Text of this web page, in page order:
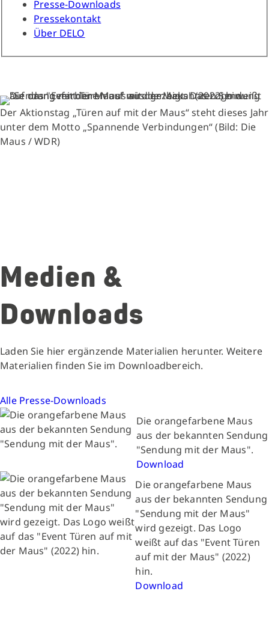
Presse-Downloads
Pressekontakt
Über DELO
Der Aktionstag „Türen auf mit der Maus“ steht dieses Jahr
unter dem Motto „Spannende Verbindungen“ (Bild: Die
Maus / WDR)
Medien &
Downloads
Laden Sie hier ergänzende Materialien herunter. Weitere
Materialien finden Sie im Downloadbereich.
Alle Presse-Downloads
Die orangefarbene Maus
aus der bekannten Sendung
"Sendung mit der Maus".
Download
Die orangefarbene Maus
aus der bekannten Sendung
"Sendung mit der Maus"
wird gezeigt. Das Logo
weißt auf das "Event Türen
auf mit der Maus" (2022)
hin.
Download